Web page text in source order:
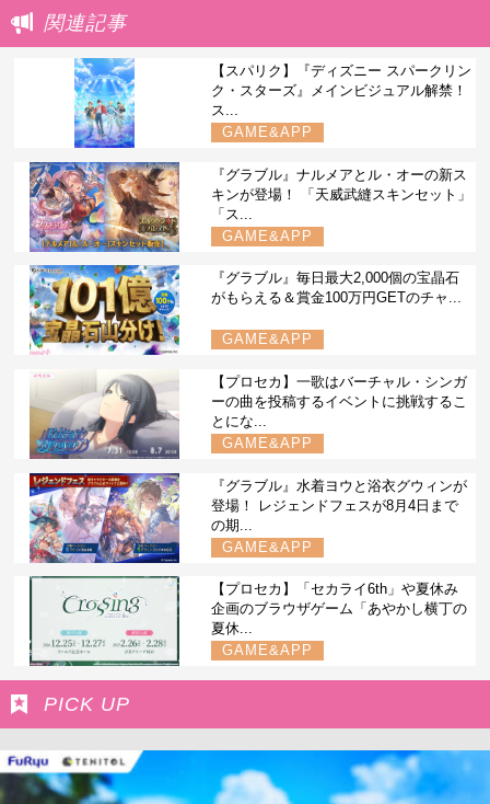
関連記事
【スパリク】『ディズニー スパークリン
ク・スターズ』メインビジュアル解禁！
ス...
GAME&APP
『グラブル』ナルメアとル・オーの新ス
キンが登場！ 「天威武縫スキンセット」
「ス...
GAME&APP
『グラブル』毎日最大2,000個の宝晶石
がもらえる＆賞金100万円GETのチャ...
GAME&APP
【プロセカ】一歌はバーチャル・シンガ
ーの曲を投稿するイベントに挑戦するこ
とにな...
GAME&APP
『グラブル』水着ヨウと浴衣グウィンが
登場！ レジェンドフェスが8月4日まで
の期...
GAME&APP
【プロセカ】「セカライ6th」や夏休み
企画のブラウザゲーム「あやかし横丁の
夏休...
GAME&APP
PICK UP